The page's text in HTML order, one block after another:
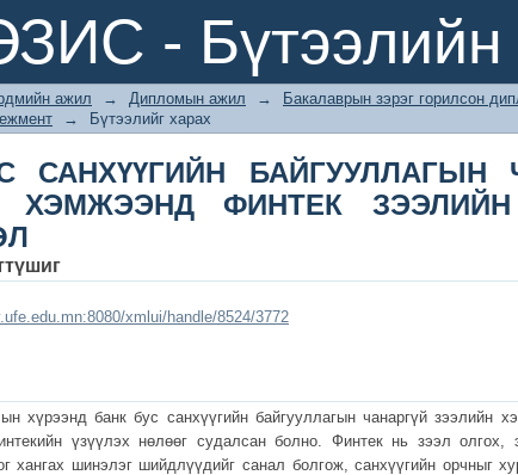
- Бүтээлийн
САНХҮҮГИЙН БАЙГУУЛЛАГЫН
ҮЗҮҮЛЭХ НӨЛӨӨЛӨЛ
ажил → Дипломын ажил → Бакалаврын зэрэг горилсон
→ Бүтээлийг харах
САНХҮҮГИЙН БАЙГУУЛЛАГЫН
ХЭМЖЭЭНД ФИНТЕК ЗЭЭЛИЙН
xmlui/handle/8524/3772
хүрээнд банк бус санхүүгийн байгууллагын чанаргүй зээлийн
үзүүлэх нөлөөг судалсан болно. Финтек нь зээл олгох,
хангах шинэлэг шийдлүүдийг санал болгож, санхүүгийн орчныг